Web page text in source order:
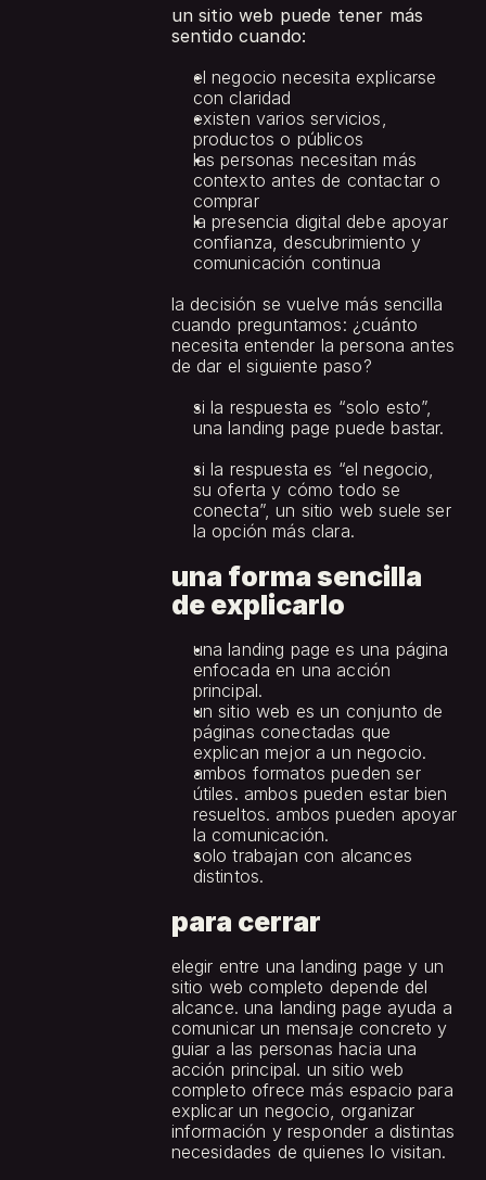
un sitio web puede tener más
sentido cuando:
el negocio necesita explicarse
con claridad
existen varios servicios,
productos o públicos
las personas necesitan más
contexto antes de contactar o
comprar
la presencia digital debe apoyar
confianza, descubrimiento y
comunicación continua
la decisión se vuelve más sencilla
cuando preguntamos: ¿cuánto
necesita entender la persona antes
de dar el siguiente paso?
si la respuesta es “solo esto”,
una landing page puede bastar.
si la respuesta es “el negocio,
su oferta y cómo todo se
conecta”, un sitio web suele ser
la opción más clara.
una forma sencilla
de explicarlo
una landing page es una página
enfocada en una acción
principal.
un sitio web es un conjunto de
páginas conectadas que
explican mejor a un negocio.
ambos formatos pueden ser
útiles. ambos pueden estar bien
resueltos. ambos pueden apoyar
la comunicación.
solo trabajan con alcances
distintos.
para cerrar
elegir entre una landing page y un
sitio web completo depende del
alcance. una landing page ayuda a
comunicar un mensaje concreto y
guiar a las personas hacia una
acción principal. un sitio web
completo ofrece más espacio para
explicar un negocio, organizar
información y responder a distintas
necesidades de quienes lo visitan.